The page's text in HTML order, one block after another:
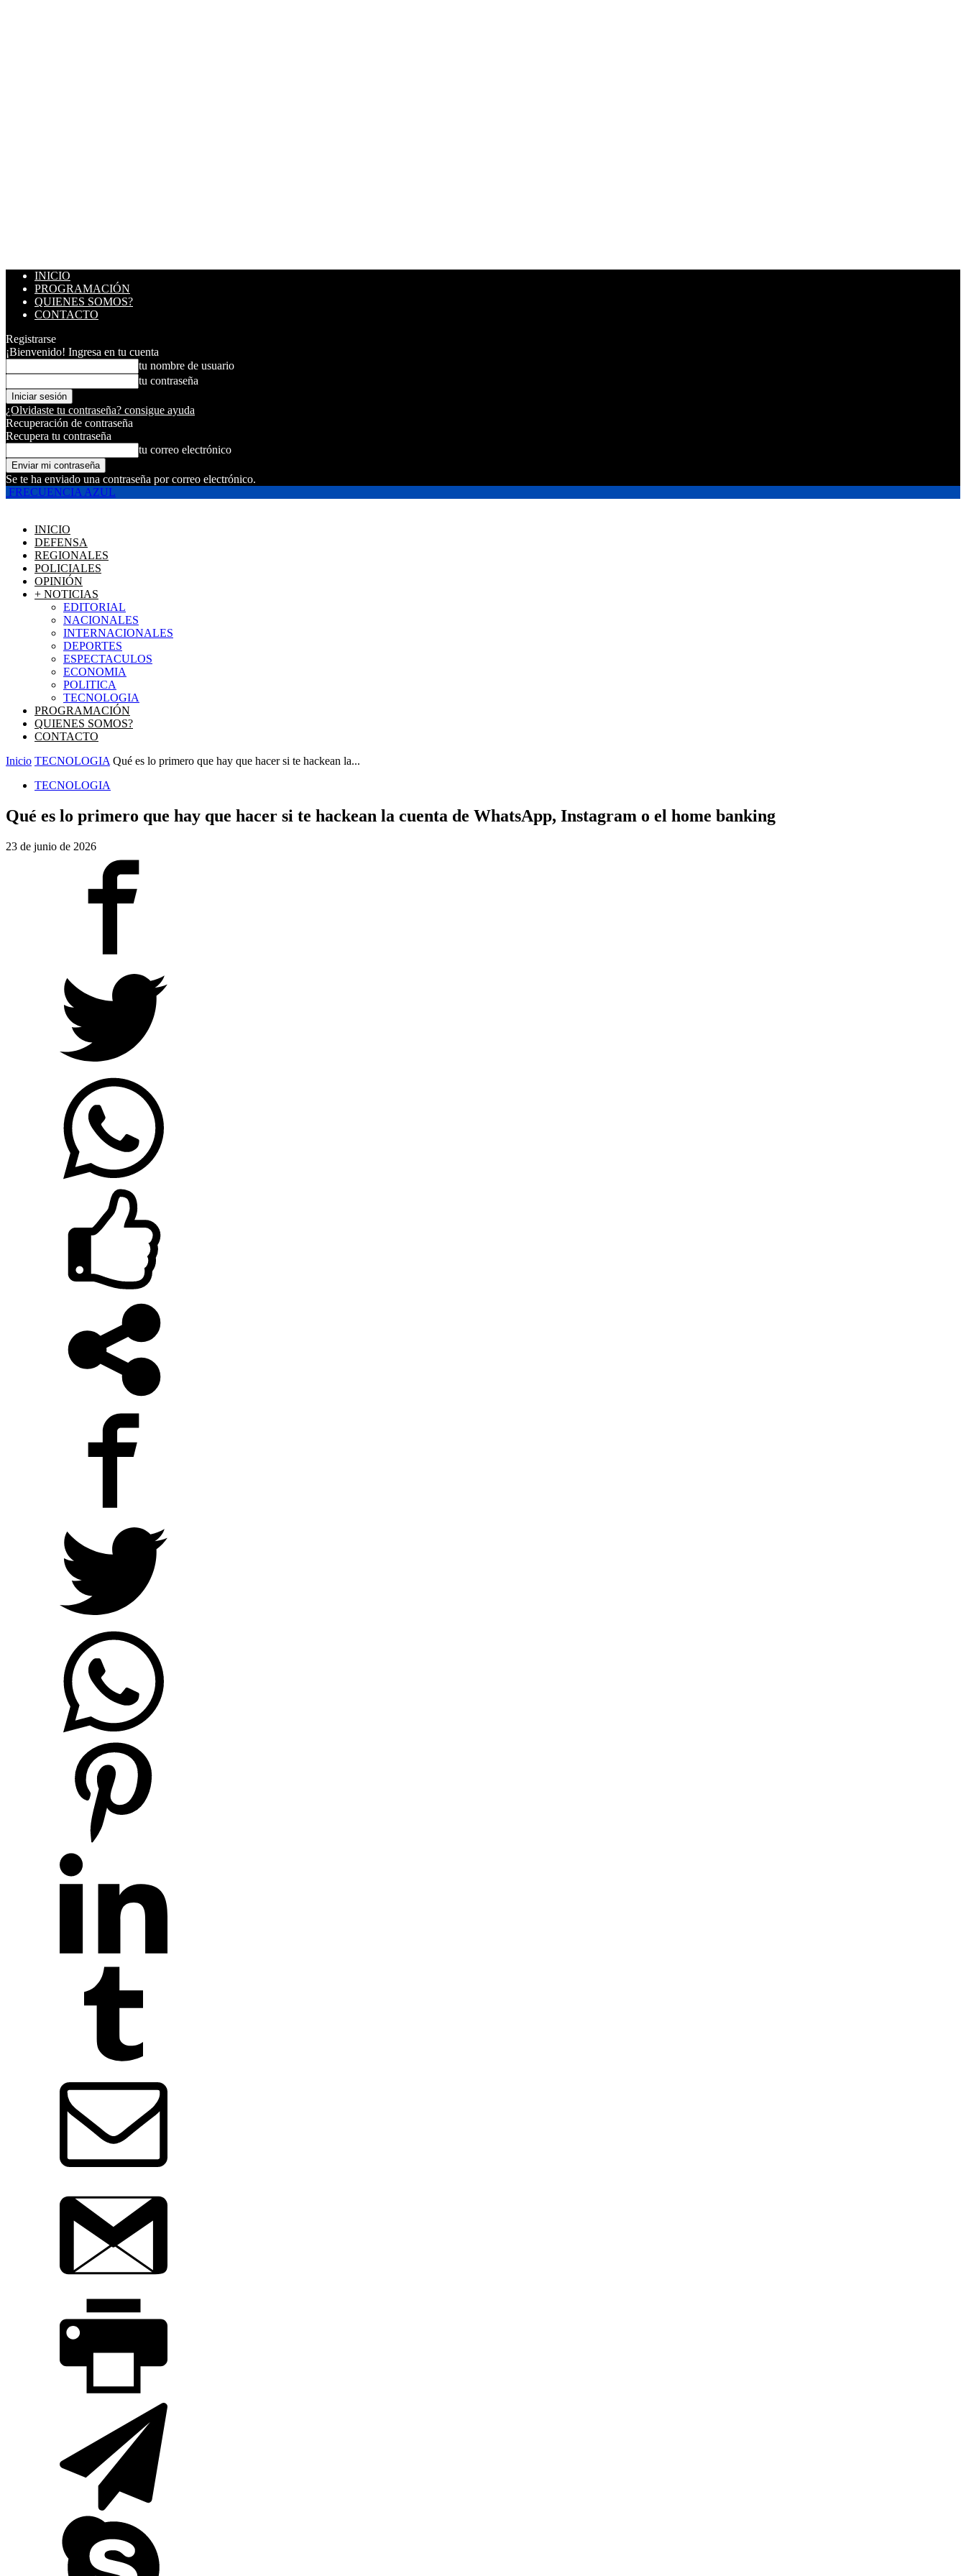
INICIO
PROGRAMACIÓN
QUIENES SOMOS?
CONTACTO
Registrarse
¡Bienvenido! Ingresa en tu cuenta
tu nombre de usuario
tu contraseña
¿Olvidaste tu contraseña? consigue ayuda
Recuperación de contraseña
Recupera tu contraseña
tu correo electrónico
Se te ha enviado una contraseña por correo electrónico.
FRECUENCIA AZUL
INICIO
DEFENSA
REGIONALES
POLICIALES
OPINIÓN
+ NOTICIAS
EDITORIAL
NACIONALES
INTERNACIONALES
DEPORTES
ESPECTACULOS
ECONOMIA
POLITICA
TECNOLOGIA
PROGRAMACIÓN
QUIENES SOMOS?
CONTACTO
Inicio TECNOLOGIA Qué es lo primero que hay que hacer si te hackean la...
TECNOLOGIA
Qué es lo primero que hay que hacer si te hackean la cuenta de WhatsApp, Instagram o el home banking
23 de junio de 2026